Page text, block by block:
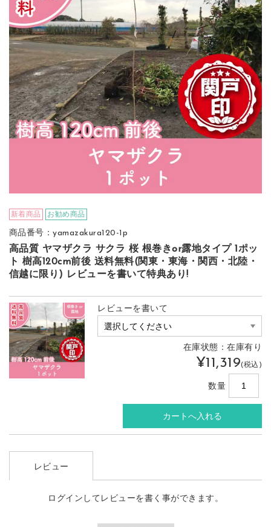
新着商品 お勧め商品
商品番号：yamazakura120-1p
高品質 ヤマザクラ サクラ 桜 根巻きor露地タイプ 1ポッ
ト 樹高120cm前後 送料無料(関東・東海・関西・北陸・
信越に限り) レビューを書いて特典あり!
レビューを書いて
在庫状態：在庫有り
¥11,319(税込)
数量
レビュー
ログインしてレビューを書く事ができます。